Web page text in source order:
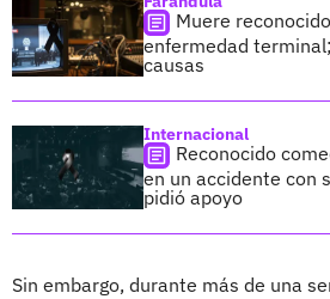
Muere
enfermedad
causas
Internacional
Reconocido
en un accidente con
pidió apoyo
Sin embargo, durante más de una